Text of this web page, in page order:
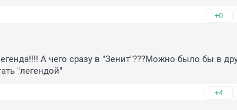
+0
А чего сразу в "Зенит"???Можно было бы в
"легендой"
+4